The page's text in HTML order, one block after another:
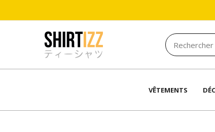
VÊTEMENTS